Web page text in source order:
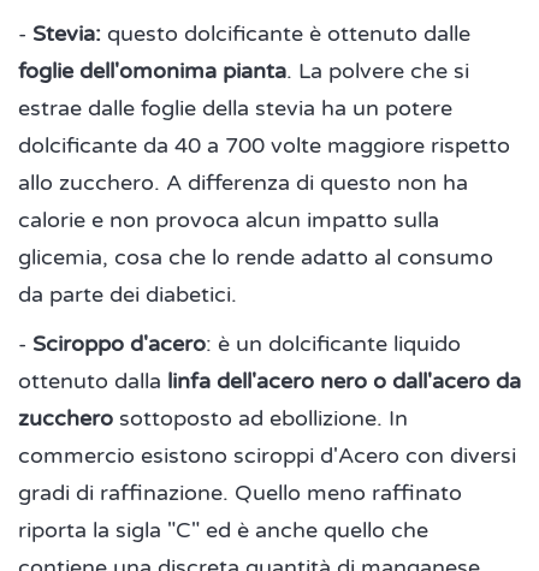
- Stevia: questo dolcificante è ottenuto dalle
foglie dell'omonima pianta. La polvere che si
estrae dalle foglie della stevia ha un potere
dolcificante da 40 a 700 volte maggiore rispetto
allo zucchero. A differenza di questo non ha
calorie e non provoca alcun impatto sulla
glicemia, cosa che lo rende adatto al consumo
da parte dei diabetici.
- Sciroppo d'acero: è un dolcificante liquido
ottenuto dalla linfa dell'acero nero o dall'acero da
zucchero sottoposto ad ebollizione. In
commercio esistono sciroppi d'Acero con diversi
gradi di raffinazione. Quello meno raffinato
riporta la sigla "C" ed è anche quello che